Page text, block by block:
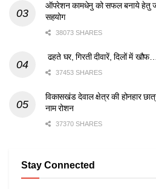
ऑपरेशन कामधेनु को सफल बनाये हेतु
सहयोग
38073 SHARES
ढहते घर, गिरती दीवारें, दिलों में
37453 SHARES
विकासखंड देवाल क्षेत्र की होनहार
नाम रोशन
37370 SHARES
Stay Connected